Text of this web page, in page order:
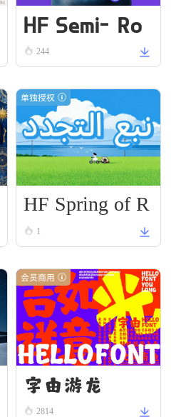
HF Semi-Ro
und VN Bold
244
单独授权
HF Spring of R
enewal
1
会员商用
字由游龙
2814